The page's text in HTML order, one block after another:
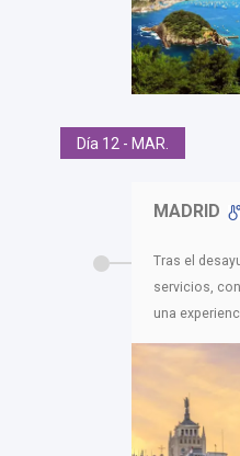
Día 12 - MAR.
MADRID
Tras el
servicios,
una